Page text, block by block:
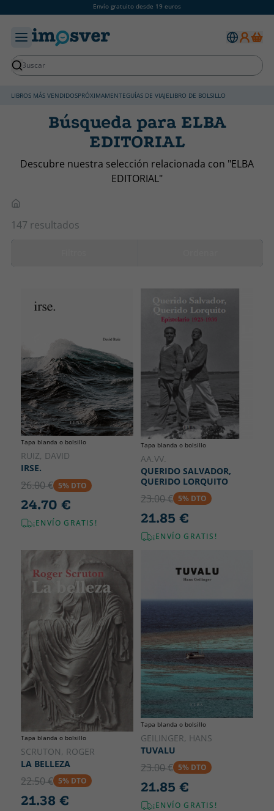
Envío gratuito desde 19 euros
LIBROS MÁS VENDIDOSPRÓXIMAMENTEGUÍAS DE VIAJELIBRO DE BOLSILLO
Búsqueda para ELBA
EDITORIAL
Descubre nuestra selección relacionada con "ELBA
EDITORIAL"
147 resultados
Tapa blanda o bolsillo
RUIZ, DAVID
IRSE.
26.00 € 5% DTO
24.70 €
¡ENVÍO GRATIS!
Tapa blanda o bolsillo
AA.VV.
QUERIDO SALVADOR,
QUERIDO LORQUITO
23.00 € 5% DTO
21.85 €
¡ENVÍO GRATIS!
Tapa blanda o bolsillo
SCRUTON, ROGER
LA BELLEZA
22.50 € 5% DTO
21.38 €
Tapa blanda o bolsillo
GEILINGER, HANS
TUVALU
23.00 € 5% DTO
21.85 €
¡ENVÍO GRATIS!